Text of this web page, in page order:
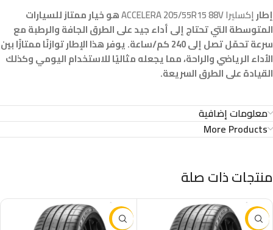
إطارإكسليرا ACCELERA 205/55R15 88V
هو خيار ممتاز للسيارات
المتوسطة التي تحتاج إلى أداء جيد على الطرق الجافة والرطبة مع
سرعة تحمّل تصل إلى 240 كم/ساعة. يوفر هذا الإطار توازنًا ممتازًا بين
الأداء الرياضي والراحة، مما يجعله مثاليًا للاستخدام اليومي وكذلك
القيادة على الطرق السريعة.
معلومات إضافية
More Products
منتجات ذات صلة
-16%
-16%